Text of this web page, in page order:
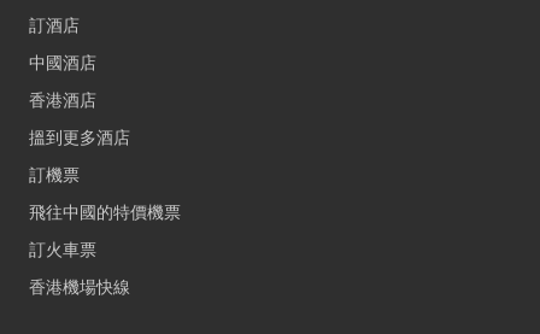
訂酒店
中國酒店
香港酒店
搵到更多酒店
訂機票
飛往中國的特價機票
訂火車票
香港機場快線